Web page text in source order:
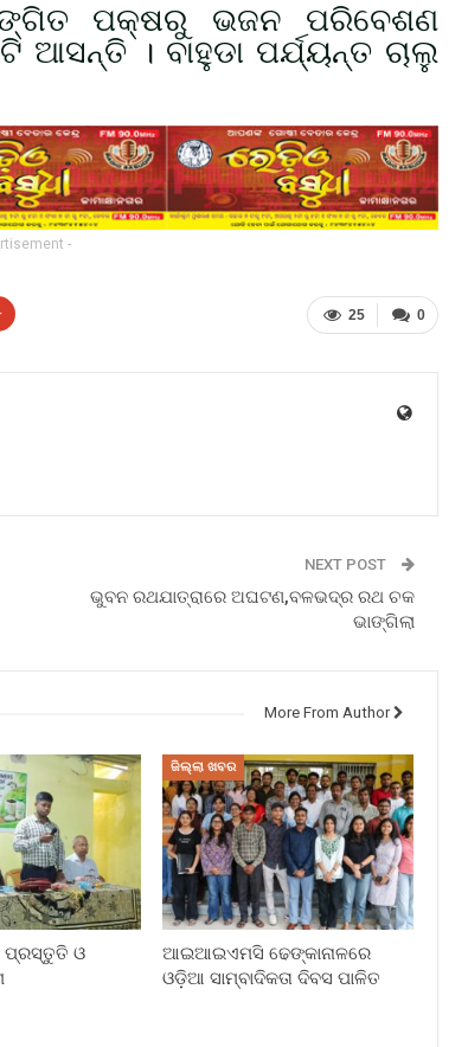
ପକ୍ଷରୁ ଭଜନ ପରିବେଶଣ
ଆସନ୍ତି । ବାହୁଡା ପର୍ଯ୍ୟନ୍ତ ଚାଲୁ
-
0
25
NEXT POST
ଭୁବନ ରଥଯାତ୍ରାରେ ଅଘଟଣ,ବଳଭଦ୍ର ରଥ ଚକ
ଭାଙ୍ଗିଲା
More From Author
ପ୍ରସ୍ତୁତି ଓ
ଜିଲ୍ଲା ଖବର
ଆଇଆଇଏମସି ଢେଙ୍କାନାଳରେ
ଓଡ଼ିଆ ସାମ୍ବାଦିକତା ଦିବସ ପାଳିତ